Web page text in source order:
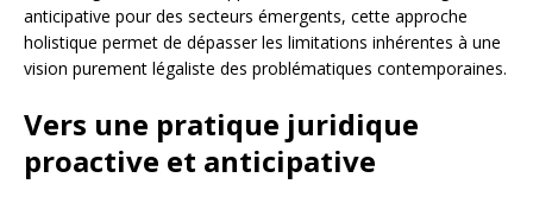
anticipative pour des secteurs émergents, cette approche
holistique permet de dépasser les limitations inhérentes à une
vision purement légaliste des problématiques contemporaines.
Vers une pratique juridique
proactive et anticipative